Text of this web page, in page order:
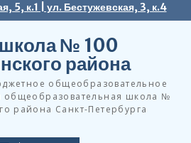
5, к.1 | ул. Бестужевская, 3, к.4
№ 100
района
общеобразовательное
общеобразовательная школа №
района Санкт-Петербурга